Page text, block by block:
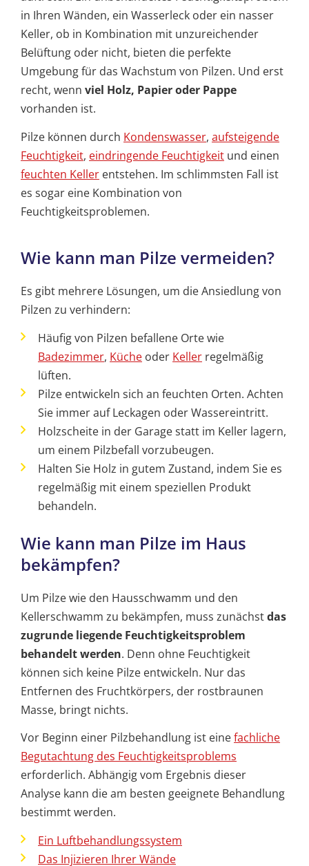
in Ihren Wänden, ein Wasserleck oder ein nasser
Keller, ob in Kombination mit unzureichender
Belüftung oder nicht, bieten die perfekte
Umgebung für das Wachstum von Pilzen. Und erst
recht, wenn viel Holz, Papier oder Pappe
vorhanden ist.
Pilze können durch Kondenswasser, aufsteigende
Feuchtigkeit, eindringende Feuchtigkeit und einen
feuchten Keller entstehen. Im schlimmsten Fall ist
es sogar eine Kombination von
Feuchtigkeitsproblemen.
Wie kann man Pilze vermeiden?
Es gibt mehrere Lösungen, um die Ansiedlung von
Pilzen zu verhindern:
Häufig von Pilzen befallene Orte wie
Badezimmer, Küche oder Keller regelmäßig
lüften.
Pilze entwickeln sich an feuchten Orten. Achten
Sie immer auf Leckagen oder Wassereintritt.
Holzscheite in der Garage statt im Keller lagern,
um einem Pilzbefall vorzubeugen.
Halten Sie Holz in gutem Zustand, indem Sie es
regelmäßig mit einem speziellen Produkt
behandeln.
Wie kann man Pilze im Haus
bekämpfen?
Um Pilze wie den Hausschwamm und den
Kellerschwamm zu bekämpfen, muss zunächstdas
zugrunde liegende Feuchtigkeitsproblem
behandelt werden. Denn ohne Feuchtigkeit
können sich keine Pilze entwickeln. Nur das
Entfernen des Fruchtkörpers, der rostbraunen
Masse, bringt nichts.
Vor Beginn einer Pilzbehandlung ist einefachliche
Begutachtung des Feuchtigkeitsproblems
erforderlich. Abhängig vom Ergebnis dieser
Analyse kann die am besten geeignete Behandlung
bestimmt werden.
Ein Luftbehandlungssystem
Das Injizieren Ihrer Wände